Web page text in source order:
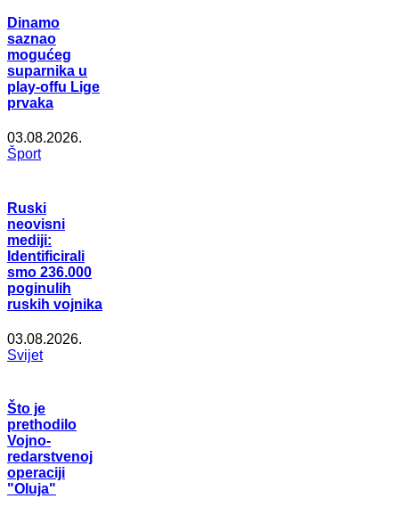
Dinamo
saznao
mogućeg
suparnika u
play-offu Lige
prvaka
03.08.2026.
Šport
Ruski
neovisni
mediji:
Identificirali
smo 236.000
poginulih
ruskih vojnika
03.08.2026.
Svijet
Što je
prethodilo
Vojno-
redarstvenoj
operaciji
"Oluja"